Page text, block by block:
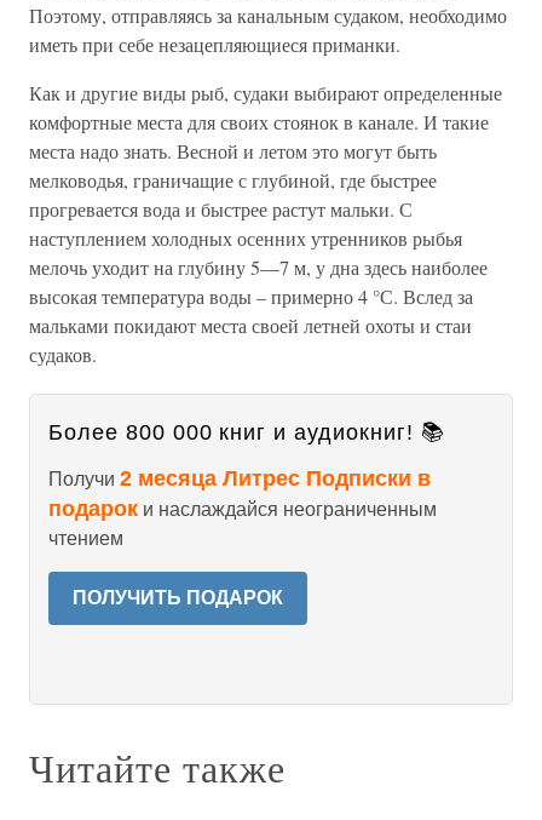
Поэтому, отправляясь за канальным судаком, необходимо
иметь при себе незацепляющиеся приманки.
Как и другие виды рыб, судаки выбирают определенные
комфортные места для своих стоянок в канале. И такие
места надо знать. Весной и летом это могут быть
мелководья, граничащие с глубиной, где быстрее
прогревается вода и быстрее растут мальки. С
наступлением холодных осенних утренников рыбья
мелочь уходит на глубину 5—7 м, у дна здесь наиболее
высокая температура воды – примерно 4 °С. Вслед за
мальками покидают места своей летней охоты и стаи
судаков.
Более 800 000 книг и аудиокниг! 📚
Получи 2 месяца Литрес Подписки в
подарок и наслаждайся неограниченным
чтением
ПОЛУЧИТЬ ПОДАРОК
Читайте также